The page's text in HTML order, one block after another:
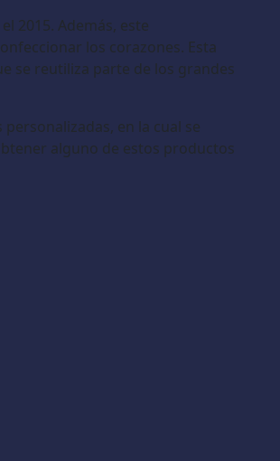
2015. Además, este
los corazones. Esta
se reutiliza parte de los grandes
en la cual se
alguno de estos productos